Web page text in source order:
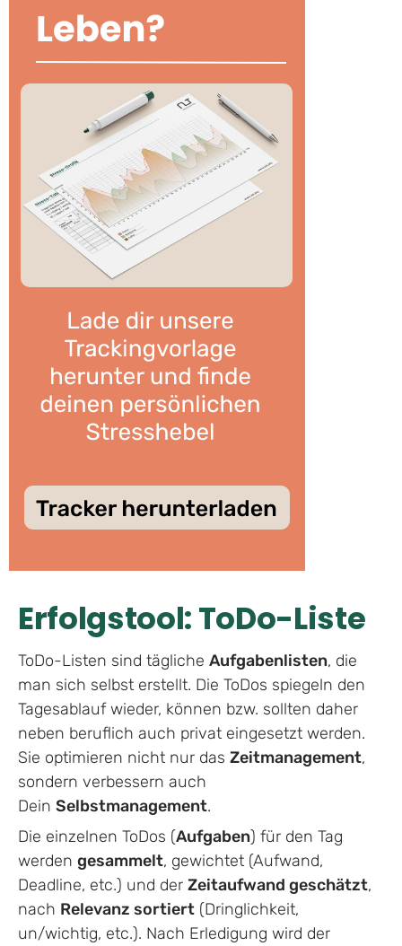
Erfolgstool: ToDo-Liste
ToDo-Listen sind tägliche Aufgabenlisten, die
man sich selbst erstellt. Die ToDos spiegeln den
Tagesablauf wieder, können bzw. sollten daher
neben beruflich auch privat eingesetzt werden.
Sie optimieren nicht nur das Zeitmanagement,
sondern verbessern auch
Dein Selbstmanagement.
Die einzelnen ToDos (Aufgaben) für den Tag
werden gesammelt, gewichtet (Aufwand,
Deadline, etc.) und der Zeitaufwand geschätzt,
nach Relevanz sortiert (Dringlichkeit,
un/wichtig, etc.). Nach Erledigung wird der